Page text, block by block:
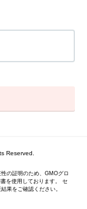
Reserved.
の証明のため、GMOグロ
を使用しております。 セ
果をご確認ください。